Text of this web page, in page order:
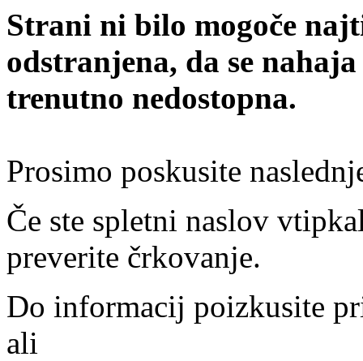
Strani ni bilo mogoče
odstranjena, da se
trenutno nedostopna.
Prosimo poskusite
Če ste spletni naslov
preverite črkovanje.
Do informacij poizkusite
ali